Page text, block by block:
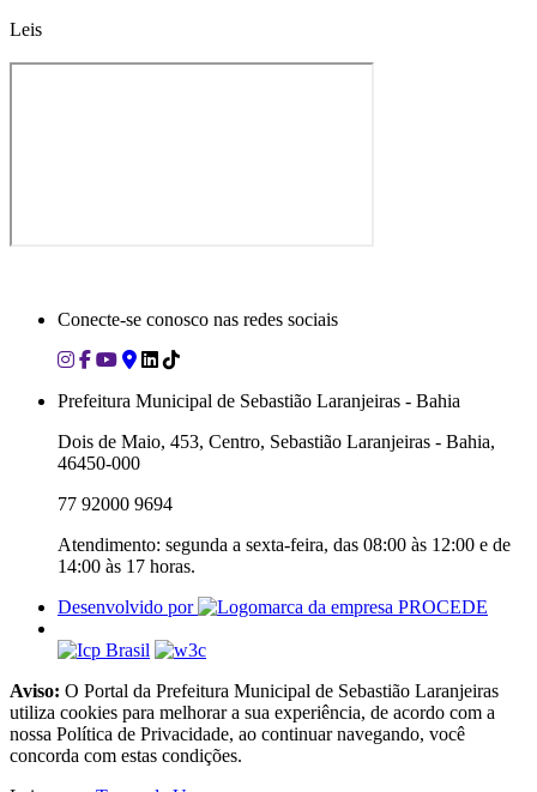
Leis
Conecte-se conosco nas redes sociais
Prefeitura Municipal de Sebastião Laranjeiras - Bahia
Dois de Maio, 453, Centro, Sebastião Laranjeiras - Bahia,
46450-000
77 92000 9694
Atendimento: segunda a sexta-feira, das 08:00 às 12:00 e de
14:00 às 17 horas.
Desenvolvido por
Aviso: O Portal da Prefeitura Municipal de Sebastião Laranjeiras
utiliza cookies para melhorar a sua experiência, de acordo com a
nossa Política de Privacidade, ao continuar navegando, você
concorda com estas condições.